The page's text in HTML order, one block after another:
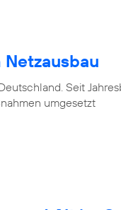
Seit
umgesetzt